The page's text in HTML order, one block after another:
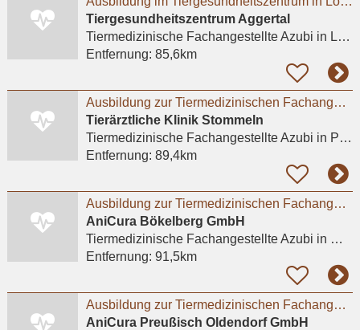
Tiergesundheitszentrum Aggertal
Tiermedizinische Fachangestellte Azubi in Lohmar, Wahlscheid
Entfernung: 85,6km
Ausbildung zur Tiermedizinischen Fachangestellten (m/w/d) ab August 2026
Tierärztliche Klinik Stommeln
Tiermedizinische Fachangestellte Azubi in Pulheim, Stommeln
Entfernung: 89,4km
Ausbildung zur Tiermedizinischen Fachangestellten (m/w/d) 2026 - Mönchengladbach / Bökelberg
AniCura Bökelberg GmbH
Tiermedizinische Fachangestellte Azubi in Mönchengladbach
Entfernung: 91,5km
Ausbildung zur Tiermedizinischen Fachangestellten (m/w/d) Preußisch Oldendorf
AniCura Preußisch Oldendorf GmbH